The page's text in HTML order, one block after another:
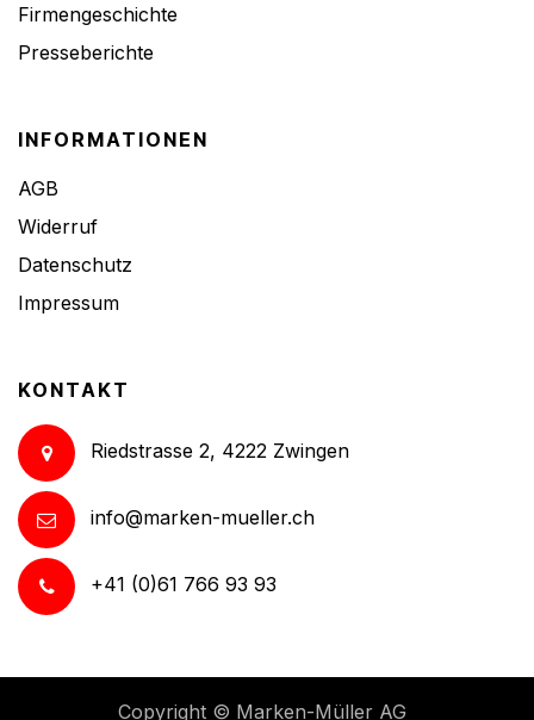
Firmengeschichte
Presseberichte
INFORMATIONEN
AGB
Widerruf
Datenschutz
Impressum
KONTAKT
Riedstrasse 2, 4222 Zwingen
info@marken-mueller.ch
+41 (0)61 766 93 93
Copyright © Marken-Müller AG